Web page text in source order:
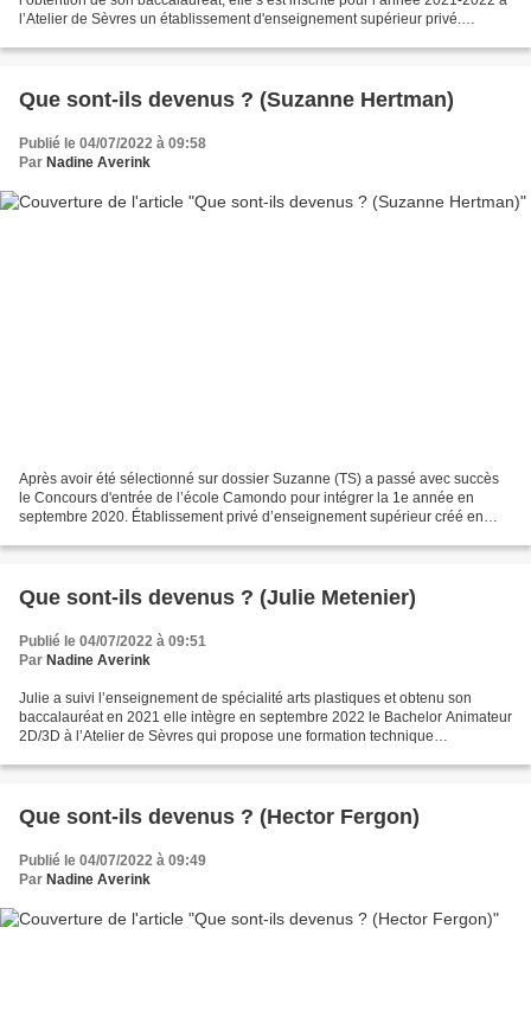
l’Atelier de Sèvres un établissement d'enseignement supérieur privé.
Que sont-ils devenus ? (Suzanne Hertman)
Publié le 04/07/2022 à 09:58
Par Nadine Averink
Après avoir été sélectionné sur dossier Suzanne (TS) a passé avec succès
le Concours d'entrée de l’école Camondo pour intégrer la 1e année en
septembre 2020. Établissement privé d’enseignement supérieur créé en
Que sont-ils devenus ? (Julie Metenier)
Publié le 04/07/2022 à 09:51
Par Nadine Averink
Julie a suivi l’enseignement de spécialité arts plastiques et obtenu son
baccalauréat en 2021 elle intègre en septembre 2022 le Bachelor Animateur
2D/3D à l’Atelier de Sèvres qui propose une formation technique
Que sont-ils devenus ? (Hector Fergon)
Publié le 04/07/2022 à 09:49
Par Nadine Averink